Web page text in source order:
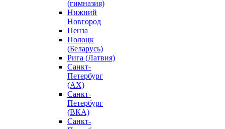
(гимназия)
Нижний
Новгород
Пенза
Полоцк
(Беларусь)
Рига (Латвия)
Санкт-
Петербург
(АХ)
Санкт-
Петербург
(ВКА)
Санкт-